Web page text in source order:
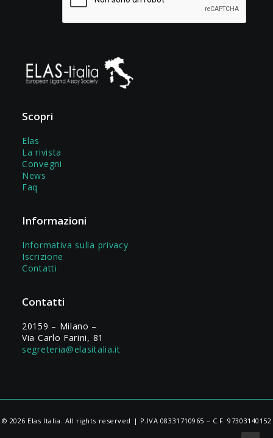
Scopri
Elas
La rivista
Convegni
News
Faq
Informazioni
Informativa sulla privacy
Iscrizione
Contatti
Contatti
20159 – Milano –
Via Carlo Farini, 81
segreteria@elasitalia.it
© 2026 Elas Italia. All rights reserved | P.IVA 08331710965 – C.F. 97303140152